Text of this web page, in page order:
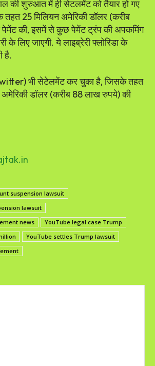
की शुरुआत में ही सेटलमेंट को तैयार हो गए
25 मिलियन अमेरिकी डॉलर (करीब
पेमेंट की, इसमें से कुछ पेमेंट ट्रंप की अपकमिंग
के लिए जाएगी. ये लाइब्रेरी फ्लोरिडा के
है.
Twitter) भी सेटेलमेंट कर चुका है, जिसके तहत
डॉलर (करीब 88 लाख रुपये) की
suspension lawsuit
lawsuit
news
YouTube legal case Trump
YouTube settles Trump lawsuit